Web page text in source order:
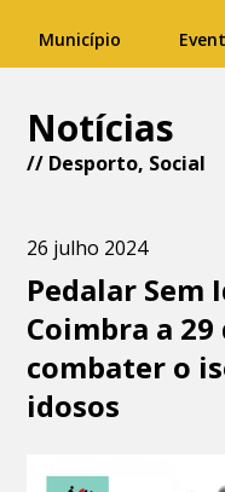
Município
Notícias
// Desporto, Social
26 julho 2024
Pedalar Sem
Coimbra a
combater o
idosos